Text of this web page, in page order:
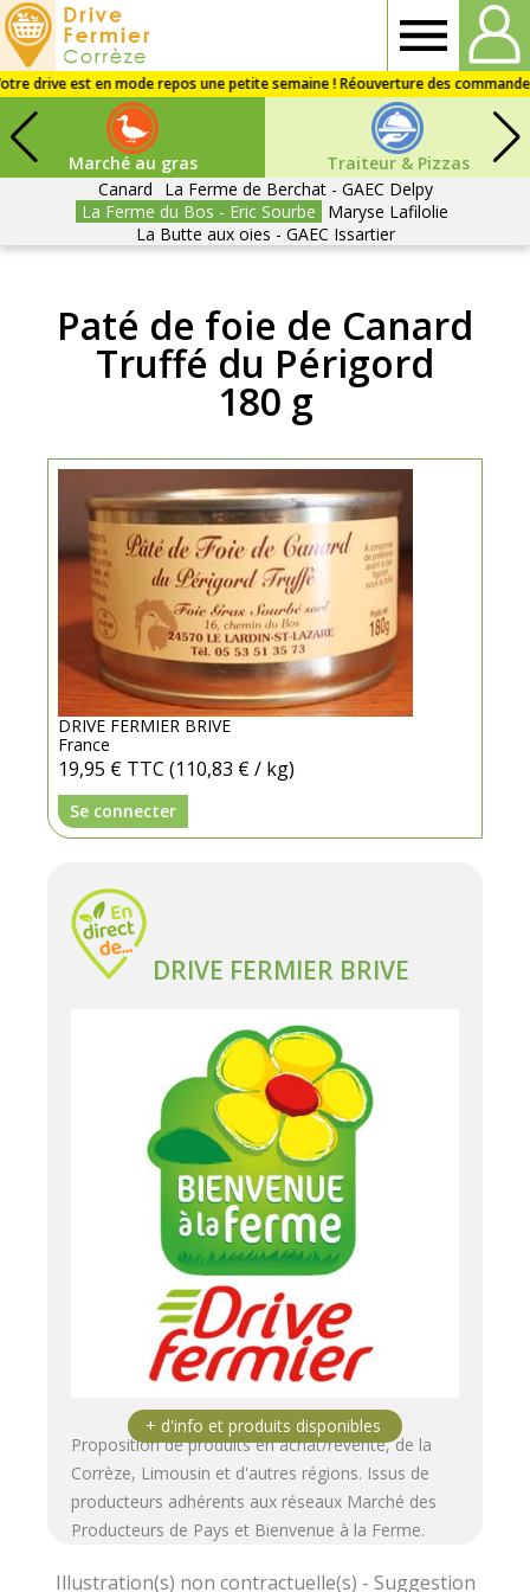
Corrèze
Marché au gras
Traiteur & Pizzas
Canard
La Ferme de Berchat - GAEC Delpy
La Ferme du Bos - Eric Sourbe
Maryse Lafilolie
La Butte aux oies - GAEC Issartier
Paté de foie de Canard
Truffé du Périgord
180 g
DRIVE FERMIER BRIVE
France
19,95 € TTC (110,83 € / kg)
Se connecter
DRIVE FERMIER BRIVE
Proposition de produits en achat/revente, de la
Corrèze, Limousin et d'autres régions. Issus de
producteurs adhérents aux réseaux Marché des
Producteurs de Pays et Bienvenue à la Ferme.